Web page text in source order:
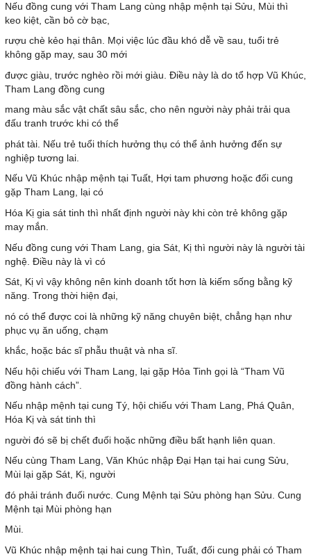
Nếu đồng cung với Tham Lang cùng nhập mệnh tại Sửu, Mùi thì
keo kiệt, cần bỏ cờ bạc,
rượu chè kẻo hại thân. Mọi việc lúc đầu khó dễ về sau, tuổi trẻ
không gặp may, sau 30 mới
được giàu, trước nghèo rồi mới giàu. Điều này là do tổ hợp Vũ Khúc,
Tham Lang đồng cung
mang màu sắc vật chất sâu sắc, cho nên người này phải trải qua
đấu tranh trước khi có thể
phát tài. Nếu trẻ tuổi thích hưởng thụ có thể ảnh hưởng đến sự
nghiệp tương lai.
Nếu Vũ Khúc nhập mệnh tại Tuất, Hợi tam phương hoặc đối cung
gặp Tham Lang, lại có
Hóa Kị gia sát tinh thì nhất định người này khi còn trẻ không gặp
may mắn.
Nếu đồng cung với Tham Lang, gia Sát, Kị thì người này là người tài
nghệ. Điều này là vì có
Sát, Kị vì vậy không nên kinh doanh tốt hơn là kiếm sống bằng kỹ
năng. Trong thời hiện đại,
nó có thể được coi là những kỹ năng chuyên biệt, chẳng hạn như
phục vụ ăn uống, chạm
khắc, hoặc bác sĩ phẫu thuật và nha sĩ.
Nếu hội chiếu với Tham Lang, lại gặp Hỏa Tinh gọi là “Tham Vũ
đồng hành cách”.
Nếu nhập mệnh tại cung Tý, hội chiếu với Tham Lang, Phá Quân,
Hóa Kị và sát tinh thì
người đó sẽ bị chết đuối hoặc những điều bất hạnh liên quan.
Nếu cùng Tham Lang, Văn Khúc nhập Đại Hạn tại hai cung Sửu,
Mùi lại gặp Sát, Kị, người
đó phải tránh đuối nước. Cung Mệnh tại Sửu phòng hạn Sửu. Cung
Mệnh tại Mùi phòng hạn
Mùi.
Vũ Khúc nhập mệnh tại hai cung Thìn, Tuất, đối cung phải có Tham